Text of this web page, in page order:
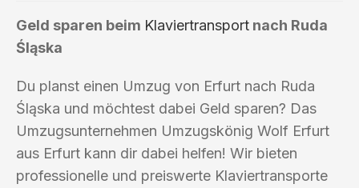
Geld sparen beim Klaviertransport nach Ruda
Śląska
Du planst einen Umzug von Erfurt nach Ruda
Śląska und möchtest dabei Geld sparen? Das
Umzugsunternehmen Umzugskönig Wolf Erfurt
aus Erfurt kann dir dabei helfen! Wir bieten
professionelle und preiswerte Klaviertransporte